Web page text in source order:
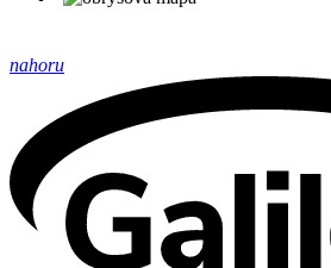
nahoru